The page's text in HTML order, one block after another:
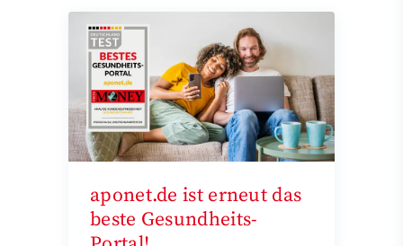
aponet.de ist erneut das
beste Gesundheits-